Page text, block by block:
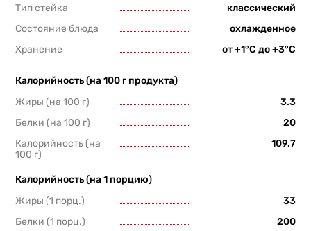
Тип стейка
классический
Состояние блюда
охлажденное
Хранение
от +1°С до +3°С
Калорийность (на 100 г продукта)
Жиры (на 100 г)
3.3
Белки (на 100 г)
20
Калорийность (на
100 г)
109.7
Калорийность (на 1 порцию)
Жиры (1 порц.)
33
Белки (1 порц.)
200